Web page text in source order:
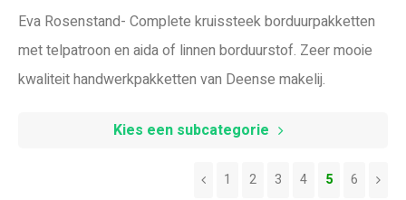
Eva Rosenstand- Complete kruissteek borduurpakketten
met telpatroon en aida of linnen borduurstof. Zeer mooie
kwaliteit handwerkpakketten van Deense makelij.
Kies een subcategorie
1 2 3 4 5 6